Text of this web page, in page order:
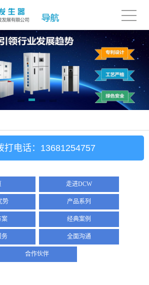
打电话：13681254757
走进DCW
势 产品系列
案 经典案例
务 全面沟通
合作伙伴